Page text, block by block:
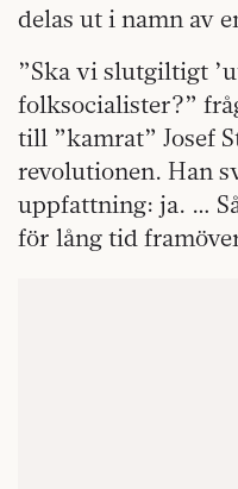
delas ut i namn av
”Ska vi slutgiltigt
folksocialister?”
till ”kamrat” Josef
revolutionen. Han
uppfattning: ja. …
för lång tid